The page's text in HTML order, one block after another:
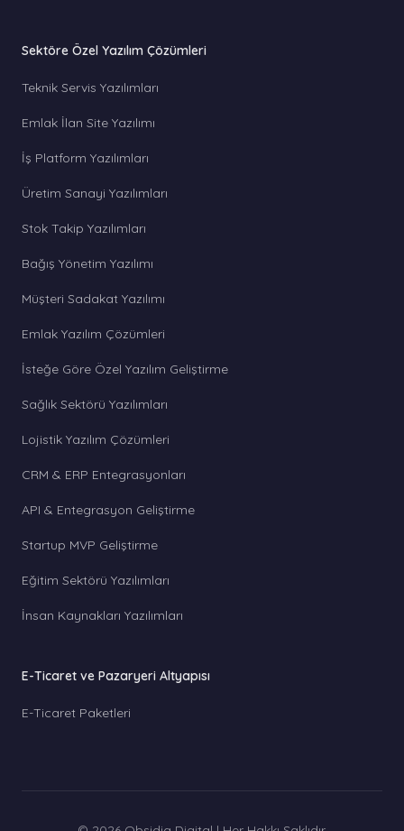
Sektöre Özel Yazılım Çözümleri
Teknik Servis Yazılımları
Emlak İlan Site Yazılımı
İş Platform Yazılımları
Üretim Sanayi Yazılımları
Stok Takip Yazılımları
Bağış Yönetim Yazılımı
Müşteri Sadakat Yazılımı
Emlak Yazılım Çözümleri
İsteğe Göre Özel Yazılım Geliştirme
Sağlık Sektörü Yazılımları
Lojistik Yazılım Çözümleri
CRM & ERP Entegrasyonları
API & Entegrasyon Geliştirme
Startup MVP Geliştirme
Eğitim Sektörü Yazılımları
İnsan Kaynakları Yazılımları
E-Ticaret ve Pazaryeri Altyapısı
E-Ticaret Paketleri